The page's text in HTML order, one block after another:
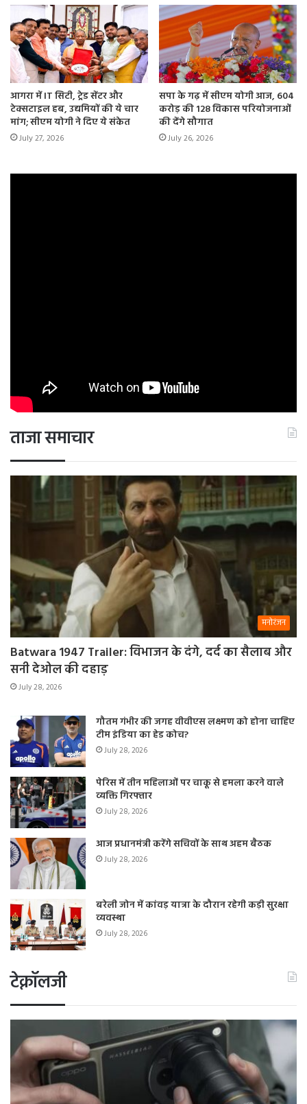
आगरा में IT सिटी, ट्रेड सेंटर और
टेक्सटाइल हब, उद्यमियों की ये चार
मांग; सीएम योगी ने दिए ये संकेत
July 27, 2026
सपा के गढ़ में सीएम योगी आज, 604
करोड़ की 128 विकास परियोजनाओं
की देंगे सौगात
July 26, 2026
ताजा समाचार
मनोरंजन
Batwara 1947 Trailer: विभाजन के दंगे, दर्द का सैलाब और
सनी देओल की दहाड़
July 28, 2026
गौतम गंभीर की जगह वीवीएस लक्ष्मण को होना चाहिए
टीम इंडिया का हेड कोच?
July 28, 2026
पेरिस में तीन महिलाओं पर चाकू से हमला करने वाले
व्यक्ति गिरफ्तार
July 28, 2026
आज प्रधानमंत्री करेंगे सचिवों के साथ अहम बैठक
July 28, 2026
बरेली जोन में कांवड़ यात्रा के दौरान रहेगी कड़ी सुरक्षा
व्यवस्था
July 28, 2026
टेक्नॉलजी